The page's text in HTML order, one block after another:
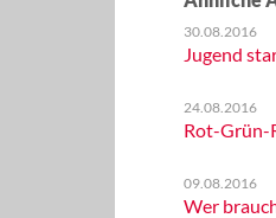
30.08.2016
Jugend
24.08.2016
Rot-Grün-
09.08.2016
Wer